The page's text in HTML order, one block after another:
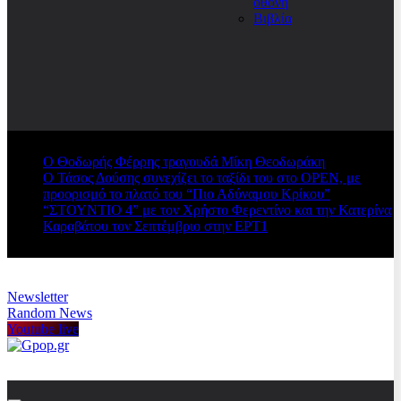
Βιβλία
Ο Θοδωρής Φέρρης τραγουδά Μίκη Θεοδωράκη
Ο Τάσος Δούσης συνεχίζει το ταξίδι του στο OPEN, με
προορισμό το πλατό του “Πιο Αδύναμου Κρίκου”
“ΣΤΟΥΝΤΙΟ 4” με τον Χρήστο Φερεντίνο και την Κατερίνα
Καραβάτου τον Σεπτέμβριο στην ΕΡΤ1
Newsletter
Random News
Youtube live